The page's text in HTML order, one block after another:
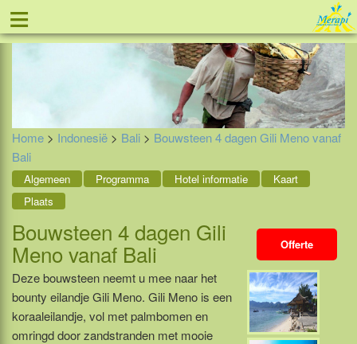
≡ Tel: 088 - 81 11 999
Home > Indonesië > Bali > Bouwsteen 4 dagen Gili Meno vanaf
Bali
Algemeen Programma Hotel informatie
Kaart
Plaats
Offerte
Bouwsteen 4 dagen Gili
Meno vanaf Bali
Deze bouwsteen neemt u mee naar het
bounty eilandje Gili Meno. Gili Meno is een
koraaleilandje, vol met palmbomen en
omringd door zandstranden met mooie